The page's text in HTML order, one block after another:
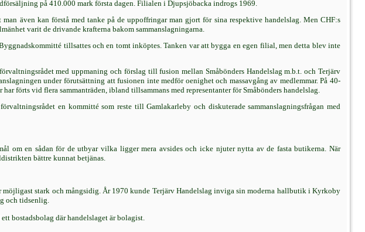
på 410.000 mark första dagen. Filialen i Djupsjöbacka indrogs 1969.
även kan förstå med tanke på de uppoffringar man gjort för sina respektive handelslag. Men CHF:s
varit de drivande krafterna bakom sammanslagningarna.
tillsattes och en tomt inköptes. Tanken var att bygga en egen filial, men detta blev inte
med uppmaning och förslag till fusion mellan Småbönders Handelslag m.b.t. och Terjärv
under förutsättning att fusionen inte medför oenighet och massavgång av medlemmar. På 40-
förts vid flera sammanträden, ibland tillsammans med representanter för Småbönders handelslag.
en kommitté som reste till Gamlakarleby och diskuterade sammanslagningsfrågan med
om en sådan för de utbyar vilka ligger mera avsides och icke njuter nytta av de fasta butikerna. När
bättre kunnat betjänas.
stark och mångsidig. År 1970 kunde Terjärv Handelslag inviga sin moderna hallbutik i Kyrkoby
och tidsenlig.
bostadsbolag där handelslaget är bolagist.